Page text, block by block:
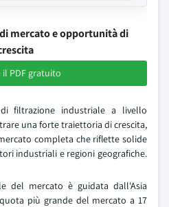
mercato e opportunità di
il PDF gratuito
filtrazione industriale a livello
una forte traiettoria di crescita,
completa che riflette solide
industriali e regioni geografiche.
del mercato è guidata dall'Asia
più grande del mercato a 17